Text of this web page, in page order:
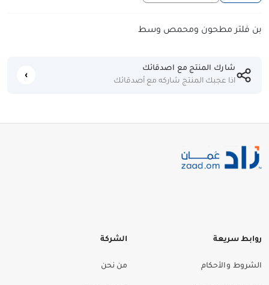
بن فلتر مطحون ومحمص وسط
شارك المنتج مع اصدقائك
اذا عجبك المنتج شاركه مع أصدقائك
روابط سريعة
الشروط والأحكام
الشركة
من نحن